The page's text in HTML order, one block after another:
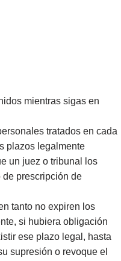
mientras sigas en
tratados en cada
plazos legalmente
un juez o tribunal los
prescripción de
tanto no expiren los
si hubiera obligación
ese plazo legal, hasta
supresión o revoque el